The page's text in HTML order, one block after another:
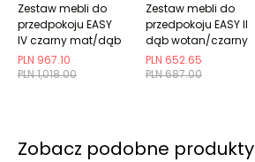
PLN 1,018.00
PLN 967.10
Zestaw mebli do
przedpokoju EASY
IV czarny mat/dąb
wotan
PLN 687.00
PLN 652.65
Zestaw mebli do
przedpokoju EASY II
dąb wotan/czarny
mat
Zobacz podobne produkty